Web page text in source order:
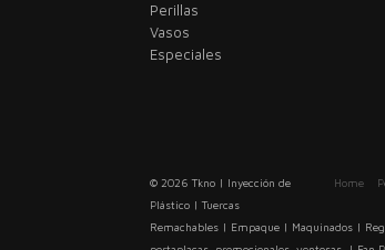
Perillas
Vasos
Especiales
Home
© 2026 Tkno | Inyección de
Plástico | Tuercas
Remachables | Empaque | Maquinados |